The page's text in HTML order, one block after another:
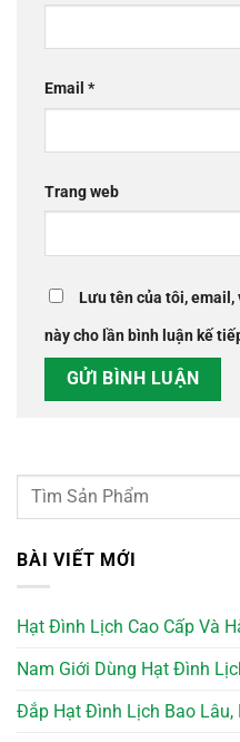
Email *
Trang web
Lưu tên của tôi,
này cho lần bình luận kế
BÀI VIẾT MỚI
Hạt Đình Lịch Cao Cấp Và
Nam Giới Dùng Hạt Đình
Đắp Hạt Đình Lịch Bao Lâu,